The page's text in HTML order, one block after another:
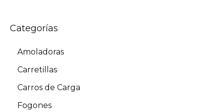
Categorías
Amoladoras
Carretillas
Carros de Carga
Fogones